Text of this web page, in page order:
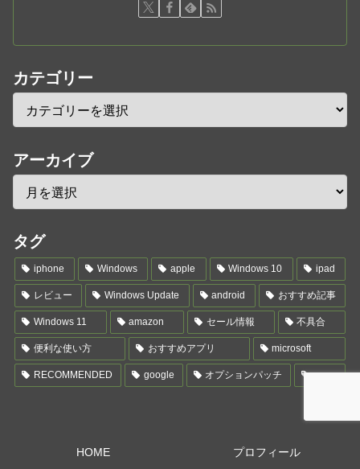
カテゴリー
アーカイブ
タグ
iphone Windows apple Windows 10 ipad
レビュー Windows Update android おすすめ記事
Windows 11 amazon セール情報 不具合
便利な使い方 おすすめアプリ microsoft
RECOMMENDED google オプションパッチ news
HOME
プロフィール